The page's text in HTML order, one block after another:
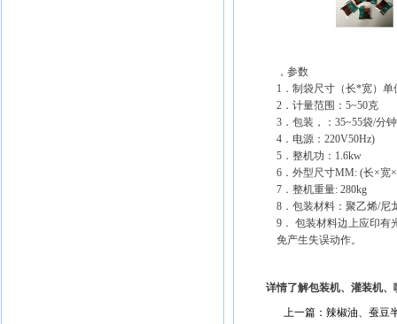
，参数
1．制袋尺寸（长*宽）单
2．计量范围：5~50克
3．包装，：35~55袋/分钟
4．电源：220V50Hz)
5．整机功：1.6kw
6．外型尺寸MM: (长×宽×
7．整机重量: 280kg
8．包装材料：聚乙烯/尼
9． 包装材料边上应印有
免产生失误动作。
详情了解包装机、灌装机
上一篇：辣椒油、蚕豆